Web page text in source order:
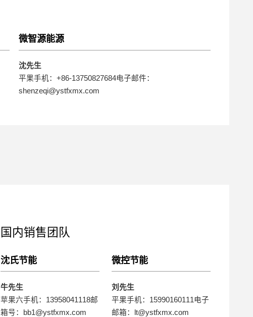
微智源能源
沈先生
平果手机：+86-13750827684电子邮件：
shenzeqi@ystfxmx.com
国内销售团队
沈氏节能
牛先生
苹果六手机：13958041118邮
箱号：bb1@ystfxmx.com
微控节能
刘先生
平果手机：15990160111电子
邮箱：lt@ystfxmx.com